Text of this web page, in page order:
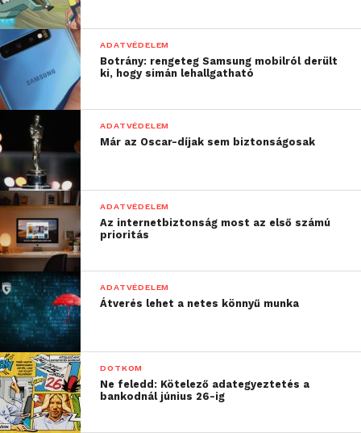
ADATVÉDELEM
Botrány: rengeteg Samsung mobilról derült
ki, hogy simán lehallgatható
ADATVÉDELEM
Már az Oscar-díjak sem biztonságosak
ADATVÉDELEM
Az internetbiztonság most az első számú
prioritás
ADATVÉDELEM
Átverés lehet a netes könnyű munka
DOTKOM
Ne feledd: Kötelező adategyeztetés a
bankodnál június 26-ig